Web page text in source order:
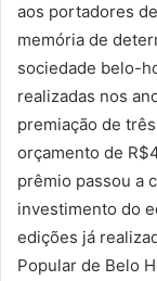
aos portadores
memória de
sociedade belo-
realizadas nos
premiação de
orçamento de
prêmio passou a
investimento do
edições já
Popular de Belo